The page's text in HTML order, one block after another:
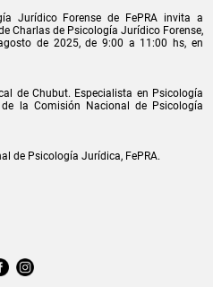
Jurídico Forense de FePRA invita a
Charlas de Psicología Jurídico Forense,
de 2025, de 9:00 a 11:00 hs, en
de Chubut. Especialista en Psicología
la Comisión Nacional de Psicología
de Psicología Jurídica, FePRA.